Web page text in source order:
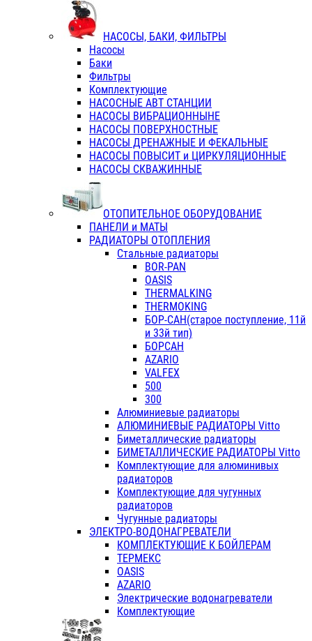
НАСОСЫ, БАКИ, ФИЛЬТРЫ
Насосы
Баки
Фильтры
Комплектующие
НАСОСНЫЕ АВТ СТАНЦИИ
НАСОСЫ ВИБРАЦИОННЫНЕ
НАСОСЫ ПОВЕРХНОСТНЫЕ
НАСОСЫ ДРЕНАЖНЫЕ И ФЕКАЛЬНЫЕ
НАСОСЫ ПОВЫСИТ и ЦИРКУЛЯЦИОННЫЕ
НАСОСЫ СКВАЖИННЫЕ
ОТОПИТЕЛЬНОЕ ОБОРУДОВАНИЕ
ПАНЕЛИ и МАТЫ
РАДИАТОРЫ ОТОПЛЕНИЯ
Стальные радиаторы
BOR-PAN
OASIS
THERMALKING
THERMOKING
БОР-САН(старое поступление, 11й
и 33й тип)
БОРСАН
AZARIO
VALFEX
500
300
Алюминиевые радиаторы
АЛЮМИНИЕВЫЕ РАДИАТОРЫ Vitto
Биметаллические радиаторы
БИМЕТАЛЛИЧЕСКИЕ РАДИАТОРЫ Vitto
Комплектующие для алюминивых
радиаторов
Комплектующие для чугунных
радиаторов
Чугунные радиаторы
ЭЛЕКТРО-ВОДОНАГРЕВАТЕЛИ
КОМПЛЕКТУЮЩИЕ К БОЙЛЕРАМ
ТЕРМЕКС
OASIS
AZARIO
Электрические водонагреватели
Комплектующие